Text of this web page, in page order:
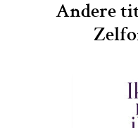
Andere